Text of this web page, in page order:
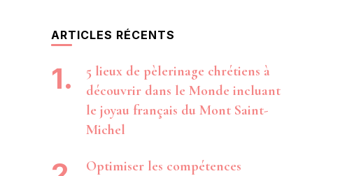
ARTICLES RÉCENTS
5 lieux de pèlerinage chrétiens à
découvrir dans le Monde incluant
le joyau français du Mont Saint-
Michel
Optimiser les compétences